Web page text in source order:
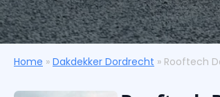
Home » Dakdekker Dordrecht » Rooftech